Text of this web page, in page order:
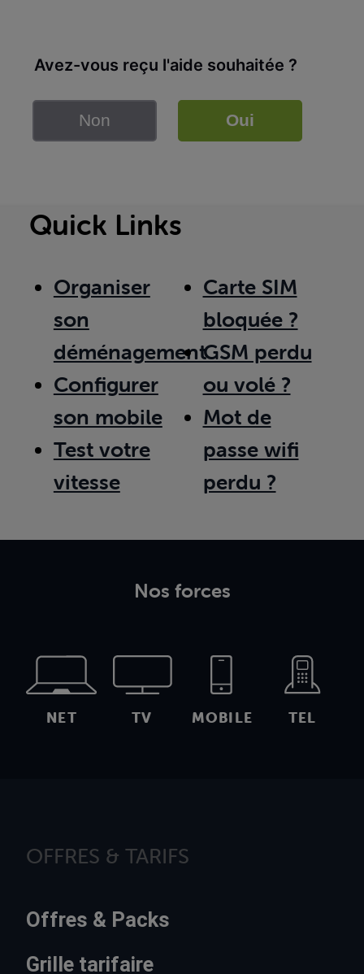
Avez-vous reçu l'aide souhaitée ?
Non Oui
Quick Links
Organiser
son
déménagement
Configurer
son mobile
Test votre
vitesse
Carte SIM
bloquée ?
GSM perdu
ou volé ?
Mot de
passe wifi
perdu ?
Nos forces
NET TV MOBILE TEL
OFFRES & TARIFS
Offres & Packs
Grille tarifaire